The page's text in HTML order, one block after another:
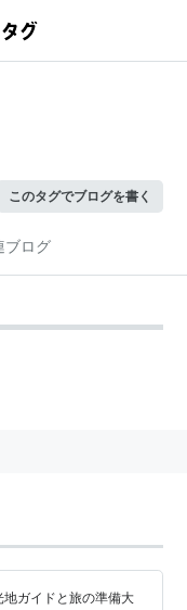
このタグでブログを書く
ブログ
ガイドと旅の準備大